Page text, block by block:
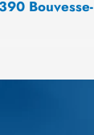
Bouvesse-